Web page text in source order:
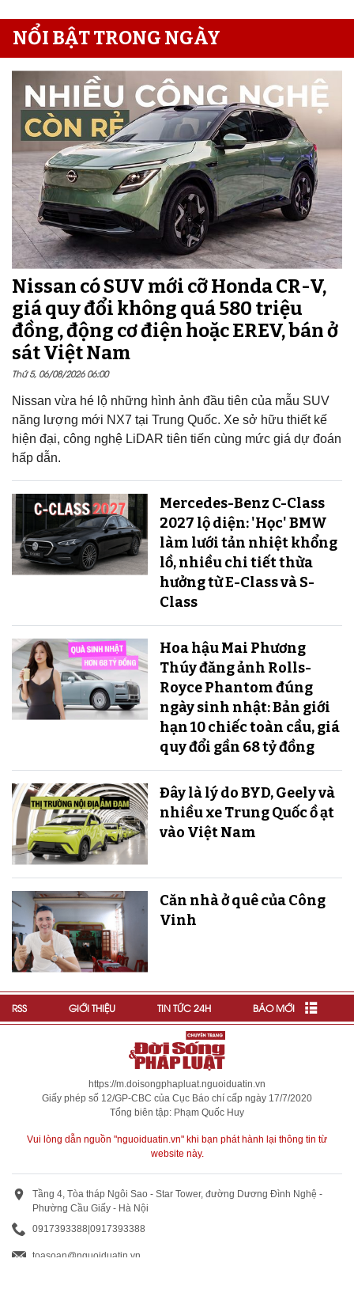
NỔI BẬT TRONG NGÀY
Nissan có SUV mới cỡ Honda CR-V,
giá quy đổi không quá 580 triệu
đồng, động cơ điện hoặc EREV, bán ở
sát Việt Nam
Thứ 5, 06/08/2026 06:00
Nissan vừa hé lộ những hình ảnh đầu tiên của mẫu SUV
năng lượng mới NX7 tại Trung Quốc. Xe sở hữu thiết kế
hiện đại, công nghệ LiDAR tiên tiến cùng mức giá dự đoán
hấp dẫn.
Mercedes-Benz C-Class
2027 lộ diện: 'Học' BMW
làm lưới tản nhiệt khổng
lồ, nhiều chi tiết thừa
hưởng từ E-Class và S-
Class
Hoa hậu Mai Phương
Thúy đăng ảnh Rolls-
Royce Phantom đúng
ngày sinh nhật: Bản giới
hạn 10 chiếc toàn cầu, giá
quy đổi gần 68 tỷ đồng
Đây là lý do BYD, Geely và
nhiều xe Trung Quốc ồ ạt
vào Việt Nam
Căn nhà ở quê của Công
Vinh
RSS GIỚI THIỆU TIN TỨC 24H BÁO MỚI
https://m.doisongphapluat.nguoiduatin.vn
Giấy phép số 12/GP-CBC của Cục Báo chí cấp ngày 17/7/2020
Tổng biên tập: Phạm Quốc Huy
Vui lòng dẫn nguồn "nguoiduatin.vn" khi bạn phát hành lại thông tin từ
website này.
Tầng 4, Tòa tháp Ngôi Sao - Star Tower, đường Dương Đình Nghệ -
Phường Cầu Giấy - Hà Nội
0917393388 0917393388
toasoan@nguoiduatin.vn